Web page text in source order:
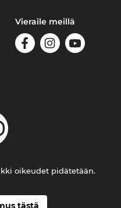
Vieraile meillä
tästä
oikeudet pidätetään.